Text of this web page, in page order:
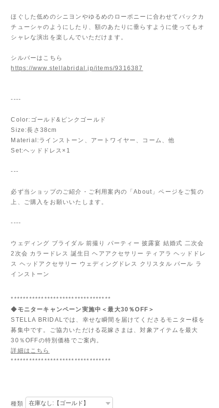
ほぐした低めのシニヨンやゆるめのローポニーに合わせてバックカ
チューシャのようにしたり、額のあたりに垂らすように使ってもオ
シャレな演出を楽しんでいただけます。
シルバーはこちら
https://www.stellabridal.jp/items/9316387
----
Color:ゴールド&ピンクゴールド
Size:長さ38cm
Material:ラインストーン、アートワイヤー、コーム、他
Set:ヘッドドレス×1
---
必ず当ショップのご紹介・ご利用案内の「About」ページをご覧の
上、ご購入をお願いいたします。
----
ウェディング ブライダル 前撮り パーティー 披露宴 結婚式 二次会
2次会 カラードレス 誕生日 ヘアアクセサリー ティアラ ヘッドドレ
ス ヘッドアクセサリー ウェディングドレス クリスタル パール ラ
インストーン
*********************************
◆モニターキャンペーン実施中＜最大30％OFF＞
STELLA BRIDALでは、幸せな瞬間を届けてくださるモニター様を
募集中です。ご協力いただける花嫁さまは、対象アイテムを最大
30％OFFの特別価格でご案内。
詳細はこちら
*********************************
種類